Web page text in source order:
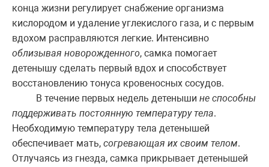
конца жизни регулирует снабжение организма
кислородом и удаление углекислого газа, и с первым
вдохом расправляются легкие. Интенсивно
облизывая новорожденного, самка помогает
детенышу сделать первый вдох и способствует
восстановлению тонуса кровеносных сосудов.
В течение первых недель детеныши не способны
поддерживать постоянную температуру тела.
Необходимую температуру тела детенышей
обеспечивает мать, согревающая их своим телом.
Отлучаясь из гнезда, самка прикрывает детенышей